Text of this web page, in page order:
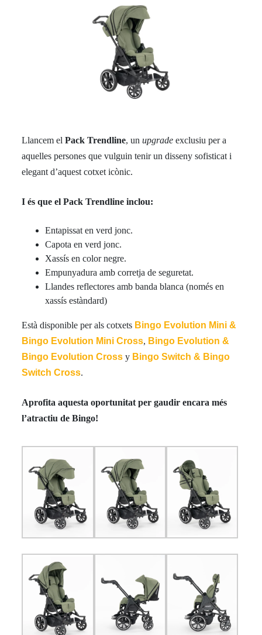
Llancem elPack Trendline, unupgrade exclusiu per a
aquelles persones que vulguin tenir un disseny sofisticat i
elegant d’aquest cotxet icònic.
I és que el Pack Trendline inclou:
Entapissat en verd jonc.
Capota en verd jonc.
Xassís en color negre.
Empunyadura amb corretja de seguretat.
Llandes reflectores amb banda blanca (només en
xassís estàndard)
Està disponible per als cotxets Bingo Evolution Mini &
Bingo Evolution Mini Cross, Bingo Evolution &
Bingo Evolution Cross y Bingo Switch & Bingo
Switch Cross.
Aprofita aquesta oportunitat per gaudir encara més
l’atractiu de Bingo!